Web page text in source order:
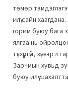
төмөр
илүү сайн
горим буюу бага
ялгаа нь
түлхүүргүй, зүгээр
Зарчмын хувьд
буюу илүү